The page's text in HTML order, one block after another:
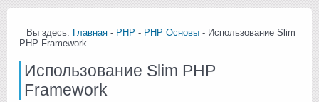
Вы здесь: Главная - PHP - PHP Основы - Использование Slim
PHP Framework
Использование Slim PHP
Framework